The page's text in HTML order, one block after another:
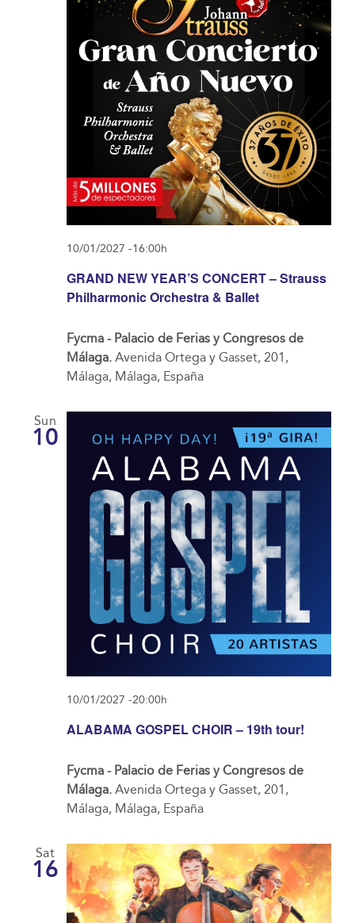
GRAND NEW YEAR’S CONCERT – Strauss
Philharmonic Orchestra & Ballet
10/01/2027 -16:00h
Fycma - Palacio de Ferias y Congresos de
Málaga. Avenida Ortega y Gasset, 201,
Málaga, Málaga, España
Sun
10
ALABAMA GOSPEL CHOIR – 19th tour!
10/01/2027 -20:00h
Fycma - Palacio de Ferias y Congresos de
Málaga. Avenida Ortega y Gasset, 201,
Málaga, Málaga, España
Sat
16